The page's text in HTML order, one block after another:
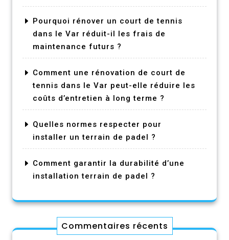
Pourquoi rénover un court de tennis
dans le Var réduit-il les frais de
maintenance futurs ?
Comment une rénovation de court de
tennis dans le Var peut-elle réduire les
coûts d’entretien à long terme ?
Quelles normes respecter pour
installer un terrain de padel ?
Comment garantir la durabilité d’une
installation terrain de padel ?
Commentaires récents